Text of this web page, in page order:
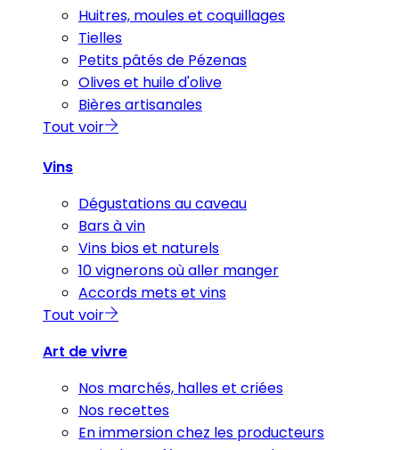
Huitres, moules et coquillages
Tielles
Petits pâtés de Pézenas
Olives et huile d'olive
Bières artisanales
Tout voir
Vins
Dégustations au caveau
Bars à vin
Vins bios et naturels
10 vignerons où aller manger
Accords mets et vins
Tout voir
Art de vivre
Nos marchés, halles et criées
Nos recettes
En immersion chez les producteurs